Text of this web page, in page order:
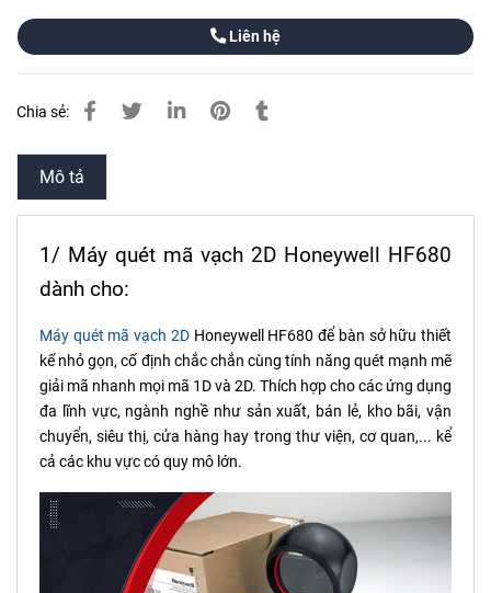
Liên hệ
Chia sẻ:
Mô tả
1/ Máy quét mã vạch 2D Honeywell HF680
dành cho:
Máy quét mã vạch 2DHoneywell HF680 để bàn sở hữu thiết
kế nhỏ gọn, cố định chắc chắn cùng tính năng quét mạnh mẽ
giải mã nhanh mọi mã 1D và 2D. Thích hợp cho các ứng dụng
đa lĩnh vực, ngành nghề như sản xuất, bán lẻ, kho bãi, vận
chuyển, siêu thị, cửa hàng hay trong thư viện, cơ quan,... kể
cả các khu vực có quy mô lớn.